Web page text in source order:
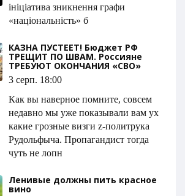
ініціатива зникнення графи
«національність» б
КАЗНА ПУСТЕЕТ! Бюджет РФ
ТРЕЩИТ ПО ШВАМ. Россияне
ТРЕБУЮТ ОКОНЧАНИЯ «СВО»
3 серп. 18:00
Как вы наверное помните, совсем
недавно мы уже показывали вам ух
какие грозные визги z-политрука
Рудольфыча. Пропагандист тогда
чуть не лопн
Ленивые должны пить красное
вино